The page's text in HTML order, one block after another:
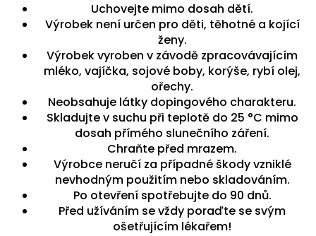
Uchovejte mimo dosah dětí.
Výrobek není určen pro děti, těhotné a kojící
ženy.
Výrobek vyroben v závodě zpracovávajícím
mléko, vajíčka, sojové boby, korýše, rybí olej,
ořechy.
Neobsahuje látky dopingového charakteru.
Skladujte v suchu při teplotě do 25 °C mimo
dosah přímého slunečního záření.
Chraňte před mrazem.
Výrobce neručí za případné škody vzniklé
nevhodným použitím nebo skladováním.
Po otevření spotřebujte do 90 dnů.
Před užíváním se vždy poraďte se svým
ošetřujícím lékařem!